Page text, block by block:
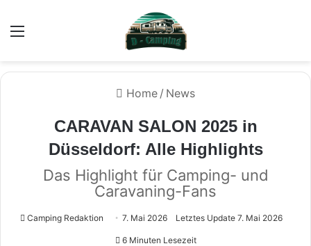
Home / News
CARAVAN SALON 2025 in
Düsseldorf: Alle Highlights
Das Highlight für Camping- und
Caravaning-Fans
Camping Redaktion 7. Mai 2026 Letztes Update 7. Mai 2026
6 Minuten Lesezeit